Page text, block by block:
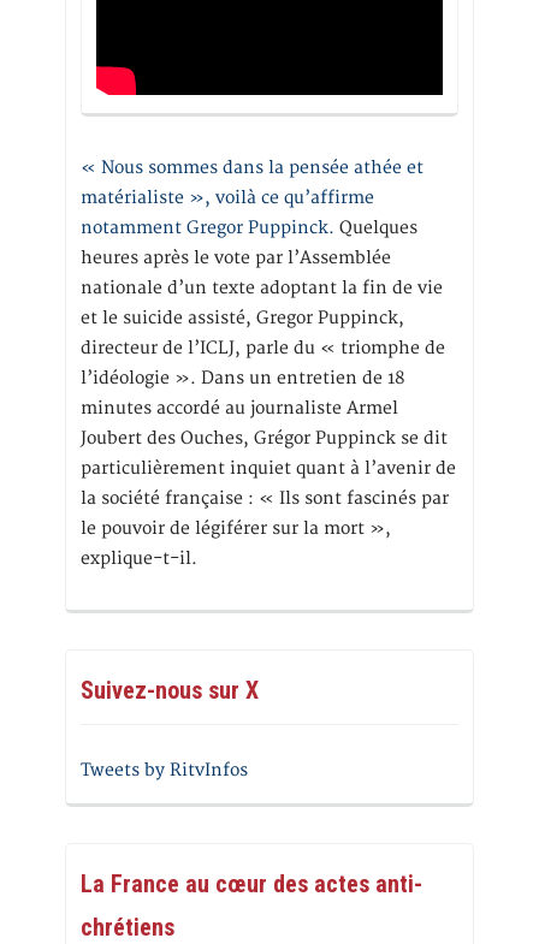
« Nous sommes dans la pensée athée et
matérialiste », voilà ce qu’affirme
notamment Gregor Puppinck. Quelques
heures après le vote par l’Assemblée
nationale d’un texte adoptant la fin de vie
et le suicide assisté, Gregor Puppinck,
directeur de l’ICLJ, parle du « triomphe de
l’idéologie ». Dans un entretien de 18
minutes accordé au journaliste Armel
Joubert des Ouches, Grégor Puppinck se dit
particulièrement inquiet quant à l’avenir de
la société française : « Ils sont fascinés par
le pouvoir de légiférer sur la mort »,
explique-t-il.
Suivez-nous sur X
Tweets by RitvInfos
La France au cœur des actes anti-
chrétiens